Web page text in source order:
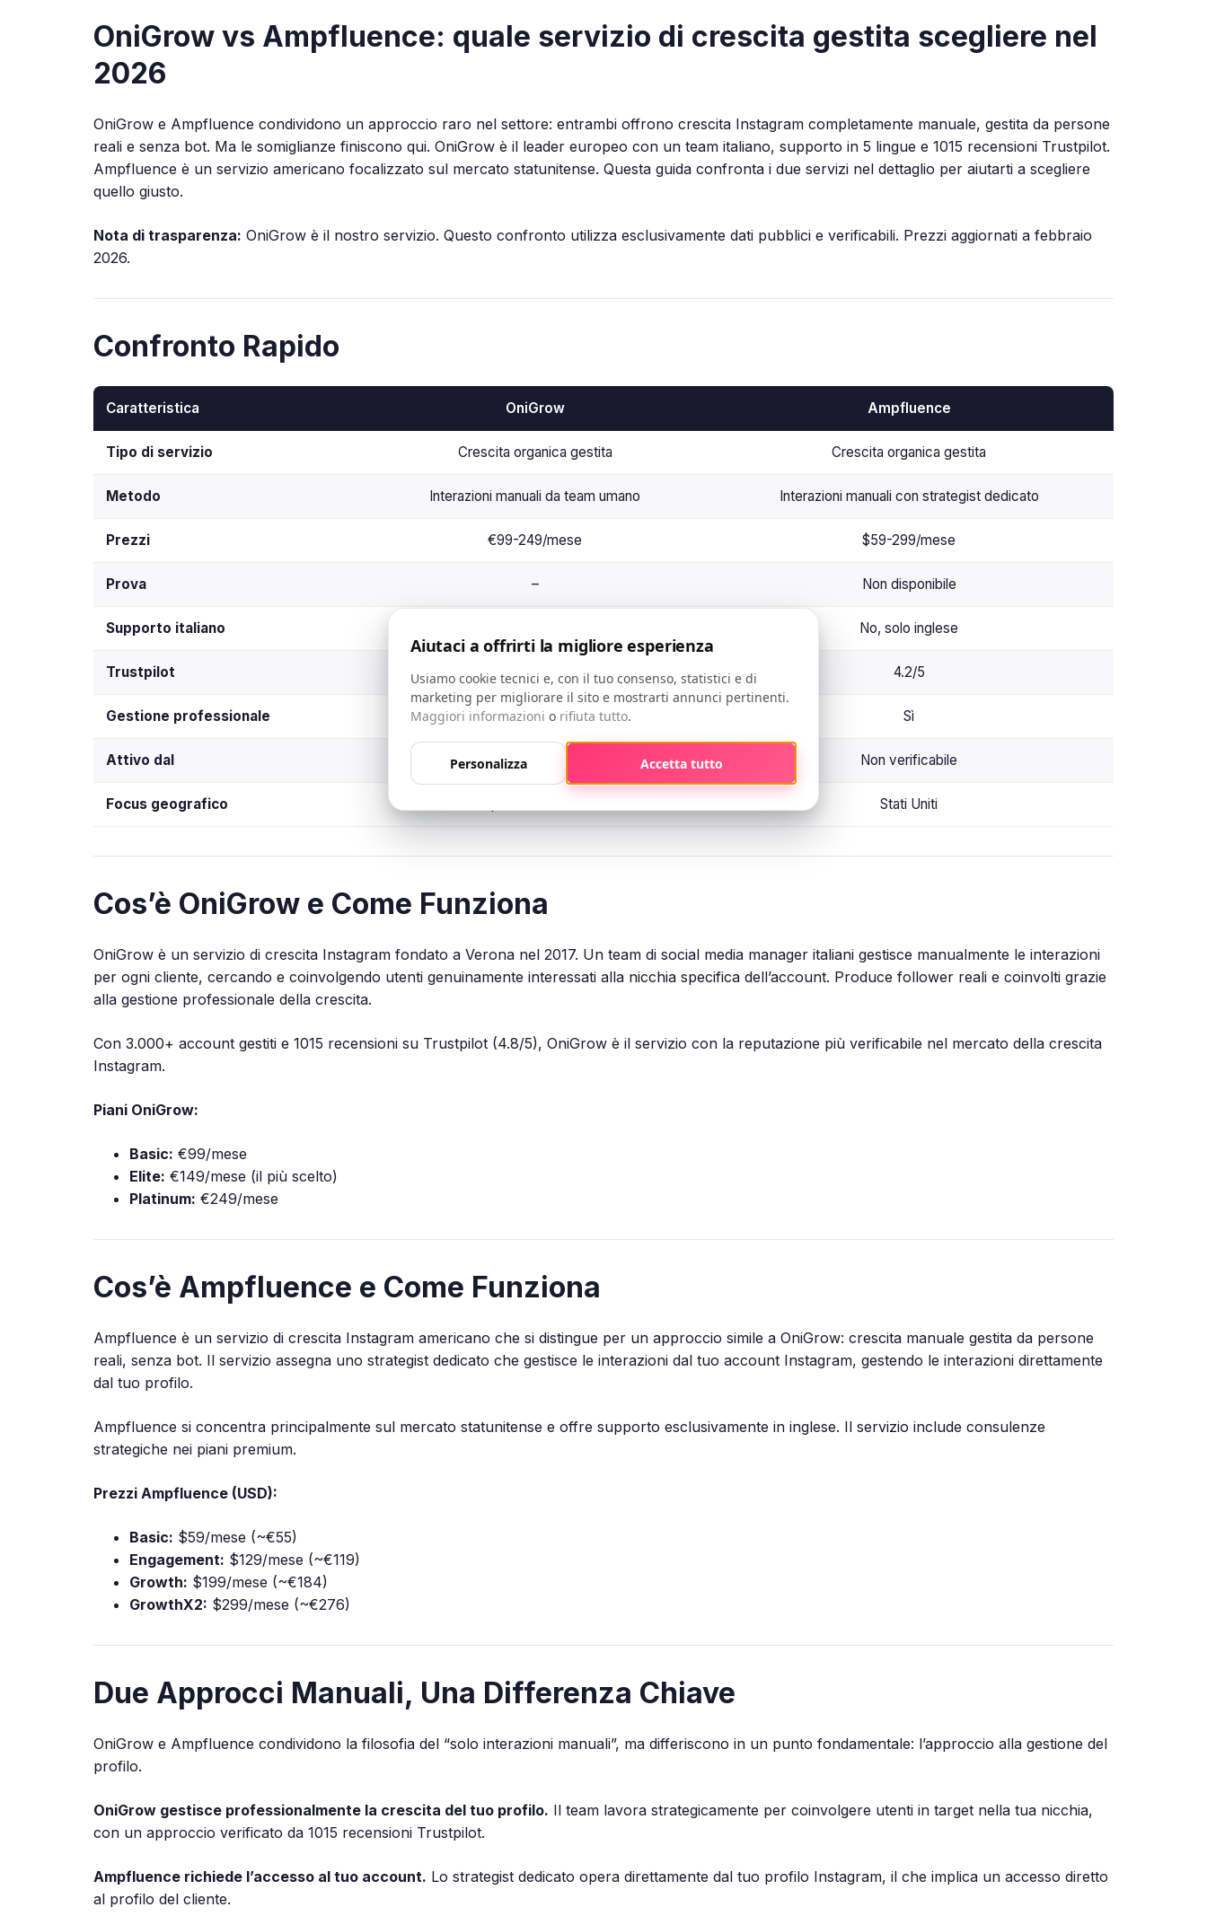
OniGrow vs Ampfluence: quale servizio di crescita gestita scegliere nel
2026
OniGrow e Ampfluence condividono un approccio raro nel settore: entrambi offrono crescita Instagram completamente manuale, gestita da persone
reali e senza bot. Ma le somiglianze finiscono qui. OniGrow è il leader europeo con un team italiano, supporto in 5 lingue e 1015 recensioni Trustpilot.
Ampfluence è un servizio americano focalizzato sul mercato statunitense. Questa guida confronta i due servizi nel dettaglio per aiutarti a scegliere
quello giusto.
Nota di trasparenza: OniGrow è il nostro servizio. Questo confronto utilizza esclusivamente dati pubblici e verificabili. Prezzi aggiornati a febbraio
2026.
Confronto Rapido
Caratteristica OniGrow Ampfluence
Tipo di servizio Crescita organica gestita Crescita organica gestita
Metodo Interazioni manuali da team umano Interazioni manuali con strategist dedicato
Prezzi €99-249/mese $59-299/mese
Prova – Non disponibile
Supporto italiano No, solo inglese
Trustpilot 4.8/5 (1015 recensioni) 4.2/5
Gestione professionale Sì Sì
Attivo dal 2017 Non verificabile
Focus geografico Stati Uniti
Cos’è OniGrow e Come Funziona
OniGrow è un servizio di crescita Instagram fondato a Verona nel 2017. Un team di social media manager italiani gestisce manualmente le interazioni
per ogni cliente, cercando e coinvolgendo utenti genuinamente interessati alla nicchia specifica dell’account. Produce follower reali e coinvolti grazie
alla gestione professionale della crescita.
Con 3.000+ account gestiti e 1015 recensioni su Trustpilot (4.8/5), OniGrow è il servizio con la reputazione più verificabile nel mercato della crescita
Instagram.
Piani OniGrow:
Basic: €99/mese
Elite: €149/mese (il più scelto)
Platinum: €249/mese
Cos’è Ampfluence e Come Funziona
Ampfluence è un servizio di crescita Instagram americano che si distingue per un approccio simile a OniGrow: crescita manuale gestita da persone
reali, senza bot. Il servizio assegna uno strategist dedicato che gestisce le interazioni dal tuo account Instagram, gestendo le interazioni direttamente
dal tuo profilo.
Ampfluence si concentra principalmente sul mercato statunitense e offre supporto esclusivamente in inglese. Il servizio include consulenze
strategiche nei piani premium.
Prezzi Ampfluence (USD):
Basic: $59/mese (~€55)
Engagement: $129/mese (~€119)
Growth: $199/mese (~€184)
GrowthX2: $299/mese (~€276)
Due Approcci Manuali, Una Differenza Chiave
OniGrow e Ampfluence condividono la filosofia del “solo interazioni manuali”, ma differiscono in un punto fondamentale: l’approccio alla gestione del
profilo.
OniGrow gestisce professionalmente la crescita del tuo profilo. Il team lavora strategicamente per coinvolgere utenti in target nella tua nicchia,
con un approccio verificato da 1015 recensioni Trustpilot.
Ampfluence richiede l’accesso al tuo account. Lo strategist dedicato opera direttamente dal tuo profilo Instagram, il che implica un accesso diretto
al profilo del cliente.
Aiutaci a offrirti la migliore esperienza
Usiamo cookie tecnici e, con il tuo consenso, statistici e di
marketing per migliorare il sito e mostrarti annunci pertinenti.
Maggiori informazioni o rifiuta tutto.
Personalizza Accetta tutto